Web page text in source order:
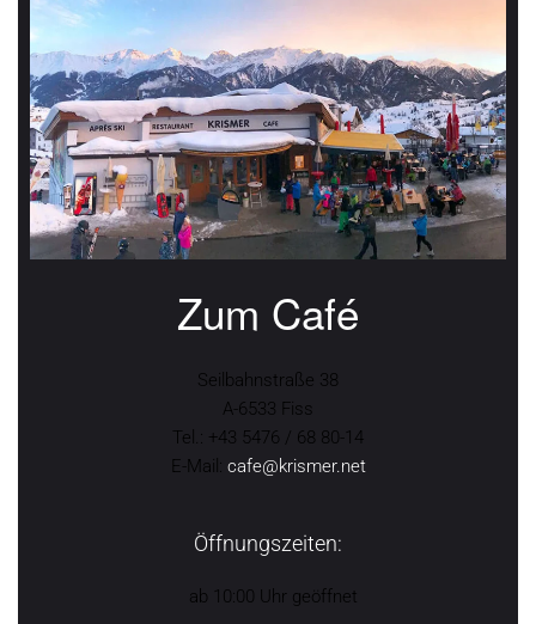
Zum Café
Seilbahnstraße 38
A-6533 Fiss
Tel.: +43 5476 / 68 80-14
E-Mail: cafe@krismer.net
Öffnungszeiten:
ab 10:00 Uhr geöffnet